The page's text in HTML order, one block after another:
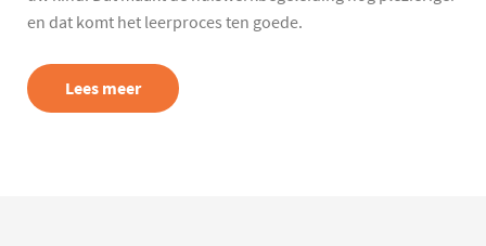
en dat komt het leerproces ten goede.
Lees meer